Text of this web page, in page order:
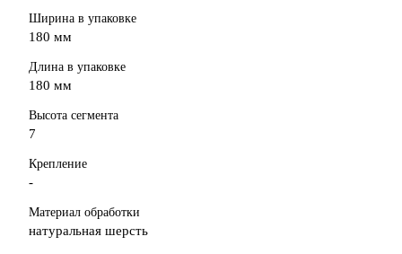
Ширина в упаковке
180 мм
Длина в упаковке
180 мм
Высота сегмента
7
Крепление
-
Материал обработки
натуральная шерсть